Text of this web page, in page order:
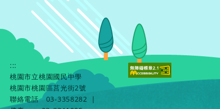
:::
桃園市立桃園國民中學
桃園市桃園區莒光街2號
聯絡電話
03-3358282
|